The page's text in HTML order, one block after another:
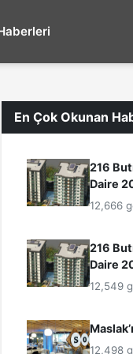
En Çok Okunan
216
Daire
12,666
216
Daire
12,549
12,498